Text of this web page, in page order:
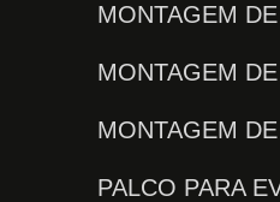
MONTAGEM
MONTAGEM
MONTAGEM
PALCO PARA